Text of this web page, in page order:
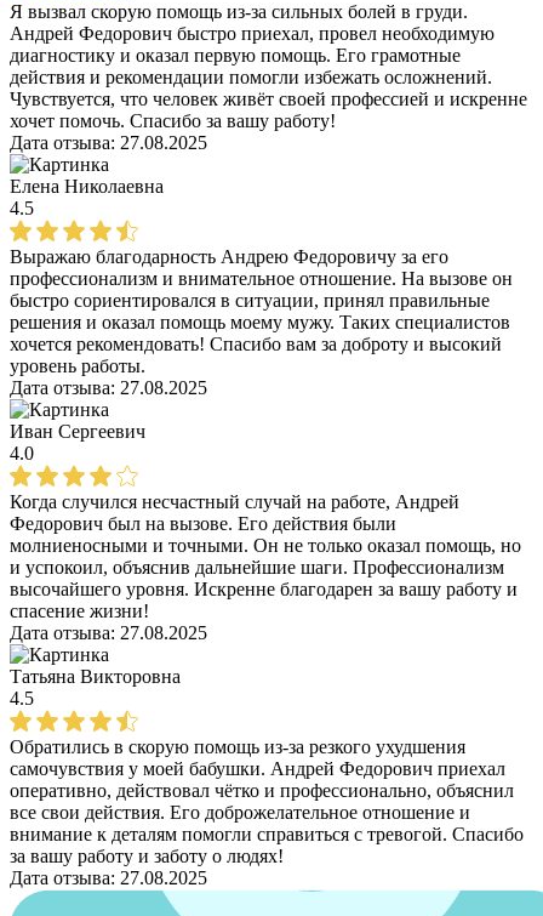
Я вызвал скорую помощь из-за сильных болей в груди.
Андрей Федорович быстро приехал, провел необходимую
диагностику и оказал первую помощь. Его грамотные
действия и рекомендации помогли избежать осложнений.
Чувствуется, что человек живёт своей профессией и искренне
хочет помочь. Спасибо за вашу работу!
Дата отзыва: 27.08.2025
Елена Николаевна
4.5
Выражаю благодарность Андрею Федоровичу за его
профессионализм и внимательное отношение. На вызове он
быстро сориентировался в ситуации, принял правильные
решения и оказал помощь моему мужу. Таких специалистов
хочется рекомендовать! Спасибо вам за доброту и высокий
уровень работы.
Дата отзыва: 27.08.2025
Иван Сергеевич
4.0
Когда случился несчастный случай на работе, Андрей
Федорович был на вызове. Его действия были
молниеносными и точными. Он не только оказал помощь, но
и успокоил, объяснив дальнейшие шаги. Профессионализм
высочайшего уровня. Искренне благодарен за вашу работу и
спасение жизни!
Дата отзыва: 27.08.2025
Татьяна Викторовна
4.5
Обратились в скорую помощь из-за резкого ухудшения
самочувствия у моей бабушки. Андрей Федорович приехал
оперативно, действовал чётко и профессионально, объяснил
все свои действия. Его доброжелательное отношение и
внимание к деталям помогли справиться с тревогой. Спасибо
за вашу работу и заботу о людях!
Дата отзыва: 27.08.2025